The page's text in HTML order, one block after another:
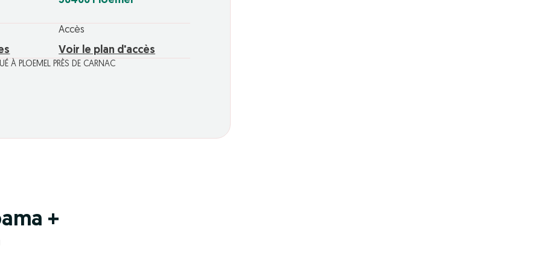
Accès
Voir le plan d'accès
À PLOEMEL PRÈS DE CARNAC
+